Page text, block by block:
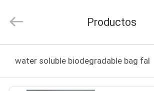
Macromolecule
Materials
All
Reserved.
Productos
water soluble biodegradable bag